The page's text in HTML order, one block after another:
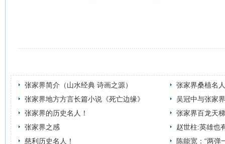
张家界简介（山水经典 诗画之源）
张家界桑植名
张家界地方方言长篇小说《死亡边缘》
吴冠中与张家界
张家界的历史名人！
张家界百龙天
张家界之感
赵世柱:英雄也
慈利历史名人！
陈能宽：“两弹